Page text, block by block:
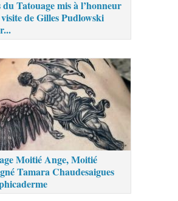
du Tatouage mis à l’honneur
de Gilles Pudlowski
Moitié Ange, Moitié
Tamara Chaudesaigues